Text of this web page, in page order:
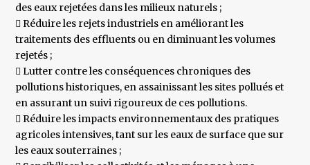
des eaux rejetées dans les milieux naturels ;
 Réduire les rejets industriels en améliorant les
traitements des effluents ou en diminuant les volumes
rejetés ;
 Lutter contre les conséquences chroniques des
pollutions historiques, en assainissant les sites pollués et
en assurant un suivi rigoureux de ces pollutions.
 Réduire les impacts environnementaux des pratiques
agricoles intensives, tant sur les eaux de surface que sur
les eaux souterraines ;